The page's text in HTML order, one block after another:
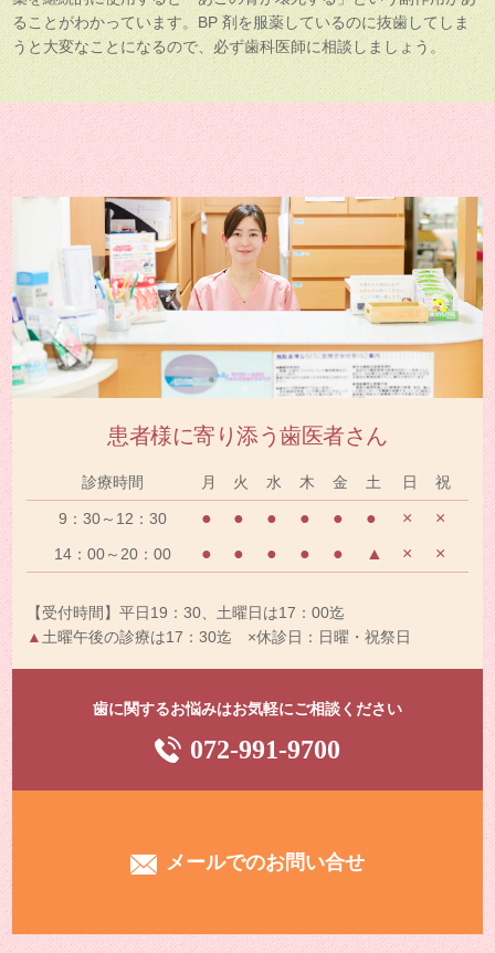
ることがわかっています。BP 剤を服薬しているのに抜歯してしま
うと大変なことになるので、必ず歯科医師に相談しましょう。
患者様に寄り添う歯医者さん
診療時間 月 火 水 木 金 土 日 祝
9：30～12：30 ● ● ● ● ● ● × ×
14：00～20：00 ● ● ● ● ● ▲ × ×
【受付時間】平日19：30、土曜日は17：00迄
▲ 土曜午後の診療は17：30迄 ×休診日：日曜・祝祭日
歯に関するお悩みはお気軽にご相談ください
072-991-9700
メールでのお問い合せ